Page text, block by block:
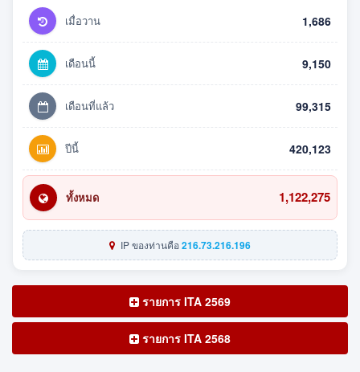
เมื่อวาน 1,686
เดือนนี้ 9,150
เดือนที่แล้ว 99,315
ปีนี้ 420,123
ทั้งหมด 1,122,275
IP ของท่านคือ216.73.216.196
รายการ ITA 2569
รายการ ITA 2568